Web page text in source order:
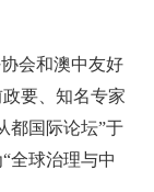
会和澳中友好
要、知名专家
都国际论坛”于
全球治理与中